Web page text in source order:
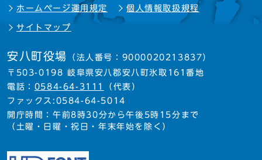
ホームページ運用規定 個人情報取扱規程
サイトマップ
安八町役場 （法人番号：9000020213837）
〒503-0198 岐阜県安八郡安八町氷取161番地
電話： 0584-64-3111
（代表）
ファックス:0584-64-5014
開庁時間：午前8時30分から午後5時15分まで
（土曜・日曜・祝日・年末年始を除く）